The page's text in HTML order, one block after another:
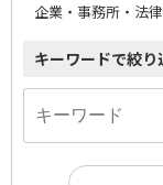
企業・事務所・法
キーワードで絞り